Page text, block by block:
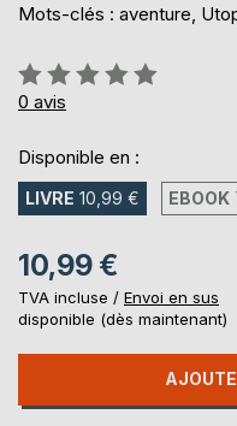
Mots-clés : aventure,
Évaluation:
0%
0 avis
Disponible en :
LIVRE 10,99 € EBOOK
10,99 €
TVA incluse / Envoi en sus
disponible (dès maintenant)